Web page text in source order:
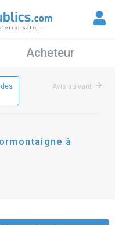
Acheteur
Avis suivant
à